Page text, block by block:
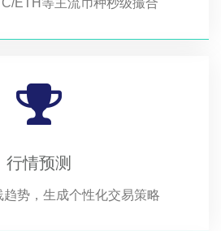
ETH等主流币种秒级撮合
行情预测
势，生成个性化交易策略